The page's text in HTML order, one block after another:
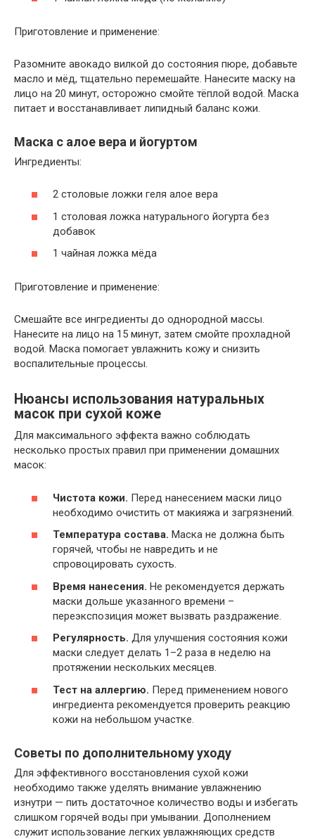
Приготовление и применение:
Разомните авокадо вилкой до состояния пюре, добавьте
масло и мёд, тщательно перемешайте. Нанесите маску на
лицо на 20 минут, осторожно смойте тёплой водой. Маска
питает и восстанавливает липидный баланс кожи.
Маска с алое вера и йогуртом
Ингредиенты:
2 столовые ложки геля алое вера
1 столовая ложка натурального йогурта без
добавок
1 чайная ложка мёда
Приготовление и применение:
Смешайте все ингредиенты до однородной массы.
Нанесите на лицо на 15 минут, затем смойте прохладной
водой. Маска помогает увлажнить кожу и снизить
воспалительные процессы.
Нюансы использования натуральных
масок при сухой коже
Для максимального эффекта важно соблюдать
несколько простых правил при применении домашних
масок:
Чистота кожи. Перед нанесением маски лицо
необходимо очистить от макияжа и загрязнений.
Температура состава. Маска не должна быть
горячей, чтобы не навредить и не
спровоцировать сухость.
Время нанесения. Не рекомендуется держать
маски дольше указанного времени –
переэкспозиция может вызвать раздражение.
Регулярность. Для улучшения состояния кожи
маски следует делать 1–2 раза в неделю на
протяжении нескольких месяцев.
Тест на аллергию. Перед применением нового
ингредиента рекомендуется проверить реакцию
кожи на небольшом участке.
Советы по дополнительному уходу
Для эффективного восстановления сухой кожи
необходимо также уделять внимание увлажнению
изнутри — пить достаточное количество воды и избегать
слишком горячей воды при умывании. Дополнением
служит использование легких увлажняющих средств